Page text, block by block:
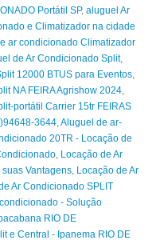
Portátil SP, aluguel Ar
e Climatizador na cidade
ar condicionado Climatizador
de Ar Condicionado Split,
12000 BTUS para Eventos
NA FEIRA Agrishow 2024
portátil Carrier 15tr FEIRAS
3644 Aluguel de ar-
20TR - Locação de
Locação de Ar
Vantagens Locação de Ar
Ar Condicionado SPLIT
- Solução
RIO DE
e Central - Ipanema RIO DE